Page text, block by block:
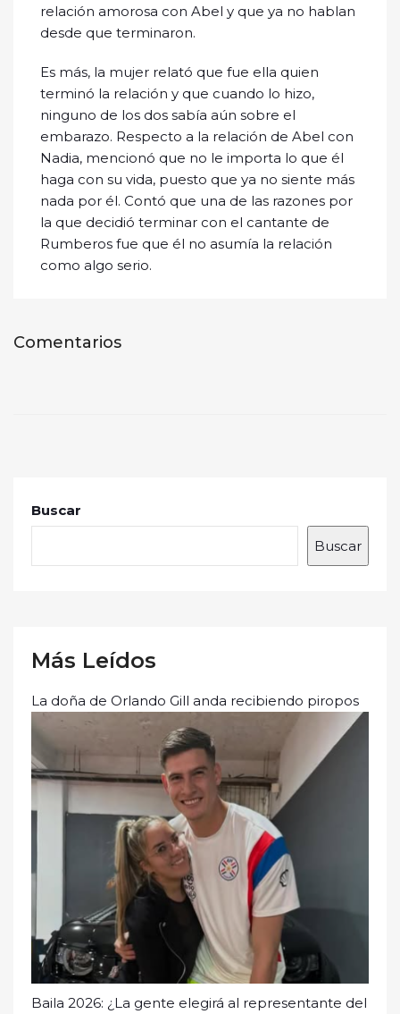
relación amorosa con Abel y que ya no hablan
desde que terminaron.
Es más, la mujer relató que fue ella quien
terminó la relación y que cuando lo hizo,
ninguno de los dos sabía aún sobre el
embarazo. Respecto a la relación de Abel con
Nadia, mencionó que no le importa lo que él
haga con su vida, puesto que ya no siente más
nada por él. Contó que una de las razones por
la que decidió terminar con el cantante de
Rumberos fue que él no asumía la relación
como algo serio.
Comentarios
Buscar
Buscar
Más Leídos
La doña de Orlando Gill anda recibiendo piropos
Baila 2026: ¿La gente elegirá al representante del